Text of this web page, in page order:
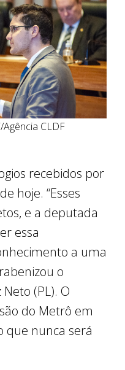
CLDF
recebidos por
hoje. “Esses
e a deputada
essa
a uma
o
(PL). O
do Metrô em
que nunca será